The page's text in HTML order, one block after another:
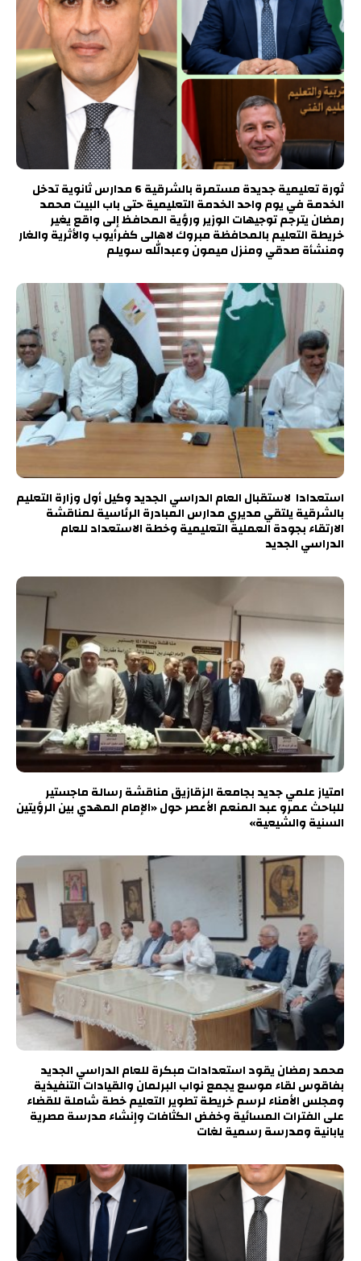
ثورة تعليمية جديدة مستمرة بالشرقية 6 مدارس ثانوية تدخل
الخدمة في يوم واحد الخدمة التعليمية حتى باب البيت محمد
رمضان يترجم توجيهات الوزير ورؤية المحافظ إلى واقع يغير
خريطة التعليم بالمحافظة مبروك لاهالى كفرأيوب والأثرية والغار
ومنشأة صدقي ومنزل ميمون وعبدالله سويلم
استعدادا لاستقبال العام الدراسي الجديد وكيل أول وزارة التعليم
بالشرقية يلتقي مديري مدارس المبادرة الرئاسية لمناقشة
الارتقاء بجودة العملية التعليمية وخطة الاستعداد للعام
الدراسي الجديد
امتياز علمي جديد بجامعة الزقازيق مناقشة رسالة ماجستير
للباحث عمرو عبد المنعم الأعصر حول «الإمام المهدي بين الرؤيتين
السنية والشيعية»
محمد رمضان يقود استعدادات مبكرة للعام الدراسي الجديد
بفاقوس لقاء موسع يجمع نواب البرلمان والقيادات التنفيذية
ومجلس الأمناء لرسم خريطة تطوير التعليم خطة شاملة للقضاء
على الفترات المسائية وخفض الكثافات وإنشاء مدرسة مصرية
يابانية ومدرسة رسمية لغات